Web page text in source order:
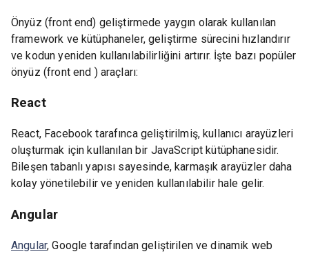
Önyüz (front end) geliştirmede yaygın olarak kullanılan
framework ve kütüphaneler, geliştirme sürecini hızlandırır
ve kodun yeniden kullanılabilirliğini artırır. İşte bazı popüler
önyüz (front end ) araçları:
React
React, Facebook tarafınca geliştirilmiş, kullanıcı arayüzleri
oluşturmak için kullanılan bir JavaScript kütüphanesidir.
Bileşen tabanlı yapısı sayesinde, karmaşık arayüzler daha
kolay yönetilebilir ve yeniden kullanılabilir hale gelir.
Angular
Angular, Google tarafından geliştirilen ve dinamik web